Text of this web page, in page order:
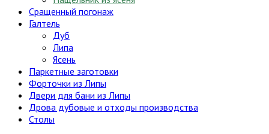
Сращенный погонаж
Галтель
Дуб
Липа
Ясень
Паркетные заготовки
Форточки из Липы
Двери для бани из Липы
Дрова дубовые и отходы производства
Столы